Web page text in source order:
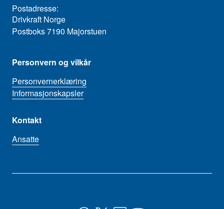
Postadresse:
Drivkraft Norge
Postboks 7190 Majorstuen
Personvern og vilkår
Personvernerklæring
Informasjonskapsler
Kontakt
Ansatte